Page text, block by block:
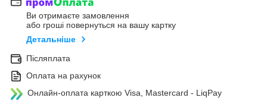
Ви отримаєте замовлення
або гроші повернуться на вашу картку
Детальніше
Післяплата
Оплата на рахунок
Онлайн-оплата карткою Visa, Mastercard - LiqPay